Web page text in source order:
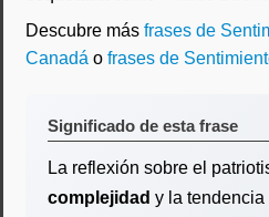
Descubre más frases de
Canadá o frases de
Significado de esta frase
La reflexión sobre el
complejidad y la tendencia